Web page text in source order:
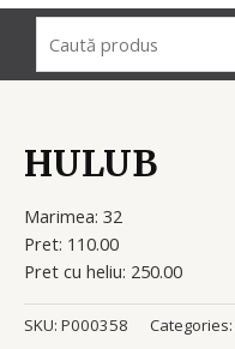
HULUB
Marimea: 32
Pret: 110.00
Pret cu heliu: 250.00
SKU: P000358 Categories: